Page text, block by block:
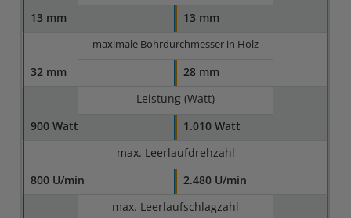
13 mm 13 mm
maximale Bohrdurchmesser in Holz
32 mm
28 mm
Leistung (Watt)
900 Watt
1.010 Watt
max. Leerlaufdrehzahl
800 U/min
2.480 U/min
max. Leerlaufschlagzahl